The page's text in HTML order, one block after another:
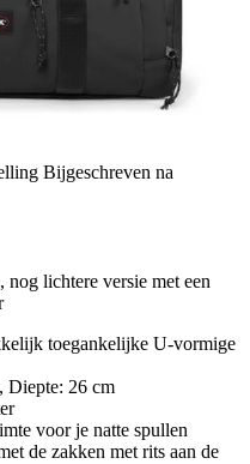
Bijgeschreven na
nog lichtere versie met een
toegankelijke U-vormige
Diepte: 26 cm
voor je natte spullen
de zakken met rits aan de